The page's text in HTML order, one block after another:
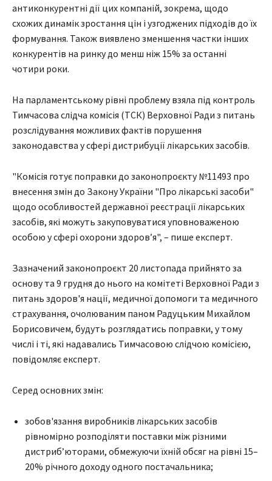
антиконкурентні дії цих компаній, зокрема, щодо
схожих динамік зростання цін і узгоджених підходів до їх
формування. Також виявлено зменшення частки інших
конкурентів на ринку до менш ніж 15% за останні
чотири роки.
На парламентському рівні проблему взяла під контроль
Тимчасова слідча комісія (ТСК) Верховної Ради з питань
розслідування можливих фактів порушення
законодавства у сфері дистрибуції лікарських засобів.
"Комісія готує поправки до законопроєкту №11493 про
внесення змін до Закону України "Про лікарські засоби"
щодо особливостей державної реєстрації лікарських
засобів, які можуть закуповуватися уповноваженою
особою у сфері охорони здоров’я", – пише експерт.
Зазначений законопроєкт 20 листопада прийнято за
основу та 9 грудня до нього на комітеті Верховної Ради з
питань здоров'я нації, медичної допомоги та медичного
страхування, очолюваним паном Радуцьким Михайлом
Борисовичем, будуть розглядатись поправки, у тому
числі і ті, які надавались Тимчасовою слідчою комісією,
повідомляє експерт.
Серед основних змін:
зобов'язання виробників лікарських засобів
рівномірно розподіляти поставки між різними
дистриб’юторами, обмежуючи їхній обсяг на рівні 15–
20% річного доходу одного постачальника;